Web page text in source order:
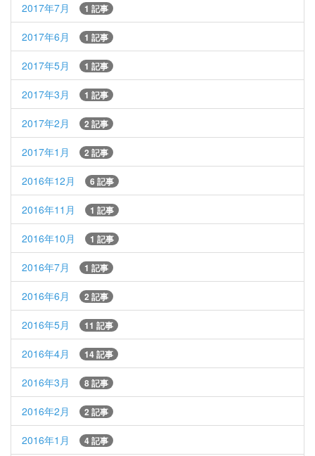
2017年7月 1 記事
2017年6月 1 記事
2017年5月 1 記事
2017年3月 1 記事
2017年2月 2 記事
2017年1月 2 記事
2016年12月 6 記事
2016年11月 1 記事
2016年10月 1 記事
2016年7月 1 記事
2016年6月 2 記事
2016年5月 11 記事
2016年4月 14 記事
2016年3月 8 記事
2016年2月 2 記事
2016年1月 4 記事